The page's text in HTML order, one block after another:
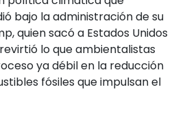
bajo la administración de su
quien sacó a Estados Unidos
lo que ambientalistas
ya débil en la reducción
fósiles que impulsan el